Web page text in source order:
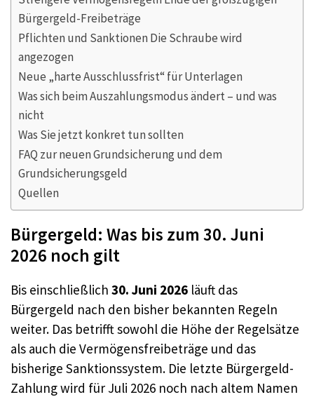
Bürgergeld-Freibeträge
Pflichten und Sanktionen Die Schraube wird
angezogen
Neue „harte Ausschlussfrist“ für Unterlagen
Was sich beim Auszahlungsmodus ändert – und was
nicht
Was Sie jetzt konkret tun sollten
FAQ zur neuen Grundsicherung und dem
Grundsicherungsgeld
Quellen
Bürgergeld: Was bis zum 30. Juni
2026 noch gilt
Bis einschließlich 30. Juni 2026 läuft das
Bürgergeld nach den bisher bekannten Regeln
weiter. Das betrifft sowohl die Höhe der Regelsätze
als auch die Vermögensfreibeträge und das
bisherige Sanktionssystem. Die letzte Bürgergeld-
Zahlung wird für Juli 2026 noch nach altem Namen